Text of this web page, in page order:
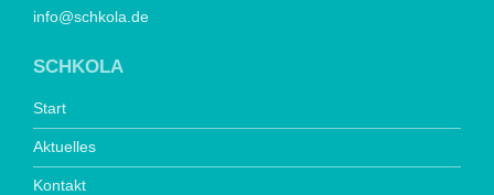
info@schkola.de
SCHKOLA
Start
Aktuelles
Kontakt